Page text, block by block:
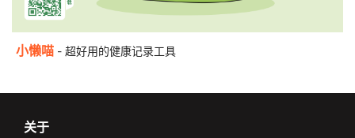
小懒喵 - 超好用的健康记录工具
关于